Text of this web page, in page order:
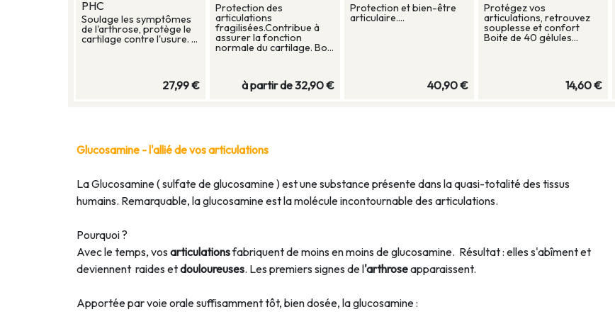
Glucosamine - l'allié de vos articulations
La Glucosamine ( sulfate de glucosamine ) est une substance présente dans la quasi-totalité des tissus
humains. Remarquable, la glucosamine est la molécule incontournable des articulations.
Pourquoi ?
Avec le temps, vos articulationsfabriquent de moins en moins de glucosamine. Résultat : elles s'abîment et
deviennent raides etdouloureuses. Les premiers signes de l'arthroseapparaissent.
Apportée par voie orale suffisamment tôt, bien dosée, la glucosamine :
PHC
Soulage les symptômes
de l'arthrose, protège le
cartilage contre l'usure. ...
27,99 €
Protection des
articulations
fragilisées.Contribue à
assurer la fonction
normale du cartilage. Bo...
à partir de32,90 €
Protection et bien-être
articulaire....
40,90 €
Protégez vos
articulations, retrouvez
souplesse et confort
Boite de 40 gélules...
14,60 €